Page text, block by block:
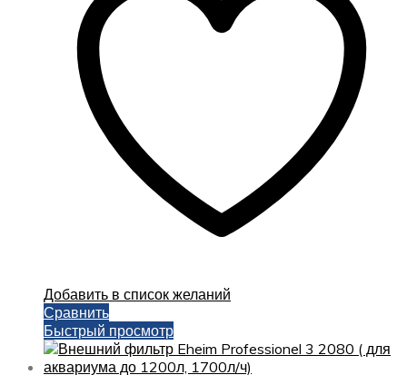
Добавить в список желаний
Сравнить
Быстрый просмотр